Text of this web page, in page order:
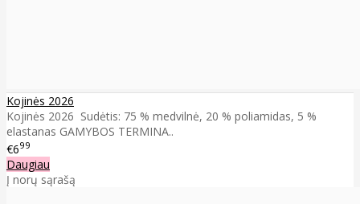
Kojinės 2026
Kojinės 2026 Sudėtis: 75 % medvilnė, 20 % poliamidas, 5 %
elastanas GAMYBOS TERMINA..
€699
Daugiau
Į norų sąrašą